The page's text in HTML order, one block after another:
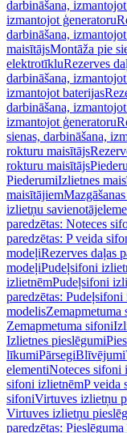
darbināšana,
izmantojot ģeneratoru
darbināšana,
maisītājsMontāža pie
elektrotīkluRezerves
darbināšana,
izmantojot baterijas
darbināšana,
izmantojot ģeneratoru
sienas, darbināšana,
rokturu maisītājs
rokturu maisītājs
PiederumiIzlietnes
maisītājiem
izlietņu
paredzētas: Noteces
paredzētas: P veida
modeļiRezerves daļas
modeļiPudeļsifoni
izlietnēmPudeļsifoni
paredzētas:
modelisZemapmetuma
Zemapmetuma sifoni
Izlietnes pieslēgumi
līkumiPārsegiBlīvējumi
elementiNoteces sifoni
sifoni izlietnēmP veida
sifoniVirtuves izlietņu
Virtuves izlietņu
paredzētas: